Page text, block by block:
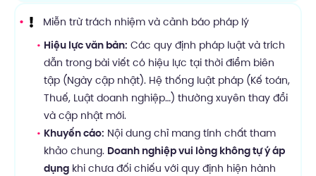
Miễn trừ trách nhiệm và cảnh báo pháp lý
Hiệu lực văn bản: Các quy định pháp luật và trích
dẫn trong bài viết có hiệu lực tại thời điểm biên
tập (Ngày cập nhật). Hệ thống luật pháp (Kế toán,
Thuế, Luật doanh nghiệp…) thường xuyên thay đổi
và cập nhật mới.
Khuyến cáo: Nội dung chỉ mang tính chất tham
khảo chung. Doanh nghiệp vui lòng không tự ý áp
dụng khi chưa đối chiếu với quy định hiện hành